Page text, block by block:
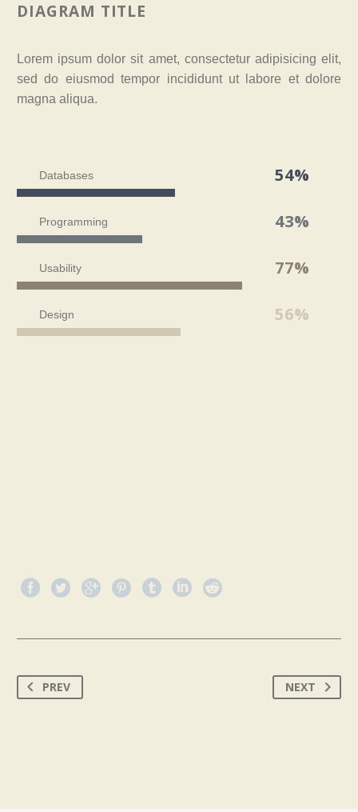
DIAGRAM TITLE
Lorem ipsum dolor sit amet, consectetur adipisicing elit,
sed do eiusmod tempor incididunt ut labore et dolore
magna aliqua.
Databases 54%
Programming 43%
Usability 77%
Design 56%
PREV NEXT